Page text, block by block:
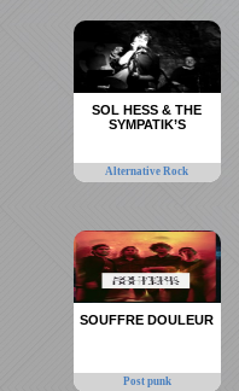
SOL HESS & THE
SYMPATIK’S
Alternative Rock
SOUFFRE DOULEUR
Post punk